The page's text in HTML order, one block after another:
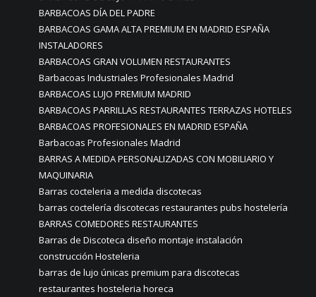
BARBACOAS DÍA DEL PADRE
BARBACOAS GAMA ALTA PREMIUM EN MADRID ESPAÑA
INSTALADORES
BARBACOAS GRAN VOLUMEN RESTAURANTES
Barbacoas Industriales Profesionales Madrid
BARBACOAS LUJO PREMIUM MADRID
BARBACOAS PARRILLAS RESTAURANTES TERRAZAS HOTELES
BARBACOAS PROFESIONALES EN MADRID ESPAÑA
Barbacoas Profesionales Madrid
BARRAS A MEDIDA PERSONALIZADAS CON MOBILIARIO Y
MAQUINARIA
Barras cocteleria a medida discotecas
barras coctelería discotecas restaurantes pubs hostelería
BARRAS COMEDORES RESTAURANTES
Barras de Discoteca diseño montaje instalación
construcción Hosteleria
barras de lujo únicas premium para discotecas
restaurantes hosteleria horeca